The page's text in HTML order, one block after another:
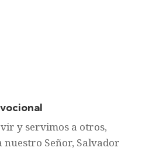
y servimos a otros,
nuestro Señor, Salvador